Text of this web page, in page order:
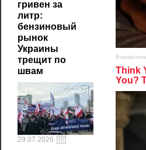
гривен за
литр:
бензиновый
рынок
Украины
трещит по
швам
29.07.2026